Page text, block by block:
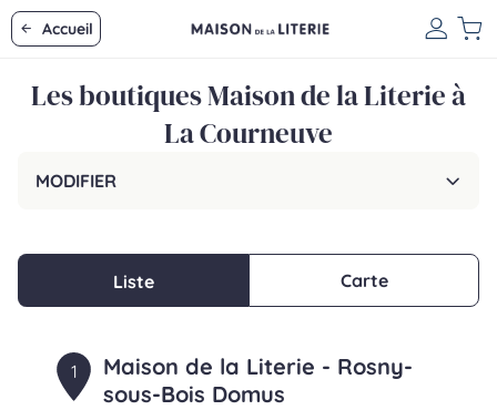
Accueil
Les boutiques Maison de la Literie à
La Courneuve
MODIFIER
Liste Carte
1
Maison de la Literie - Rosny-
sous-Bois Domus